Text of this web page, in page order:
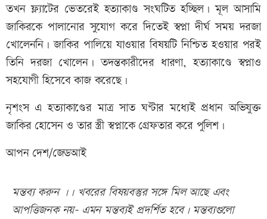
তখন ফ্ল্যাটের ভেতরেই হত্যাকাণ্ড সংঘটিত হচ্ছিল। মূল আসামি
জাকিরকে পালানোর সুযোগ করে দিতেই স্বপ্না দীর্ঘ সময় দরজা
খোলেননি। জাকির পালিয়ে যাওয়ার বিষয়টি নিশ্চিত হওয়ার পরই
তিনি দরজা খোলেন। তদন্তকারীদের ধারণা, হত্যাকাণ্ডে স্বপ্নাও
সহযোগী হিসেবে কাজ করেছে।
নৃশংস এ হত্যাকাণ্ডের মাত্র সাত ঘণ্টার মধ্যেই প্রধান অভিযুক্ত
জাকির হোসেন ও তার স্ত্রী স্বপ্নাকে গ্রেফতার করে পুলিশ।
আপন দেশ/জেডআই
মন্তব্য করুন ।। খবরের বিষয়বস্তুর সঙ্গে মিল আছে এবং
আপত্তিজনক নয়- এমন মন্তব্যই প্রদর্শিত হবে। মন্তব্যগুলো